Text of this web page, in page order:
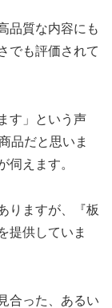
品質な内容にも
でも評価されて
す」という声
品だと思いま
伺えます。
りますが、『板
提供していま
合った、あるい